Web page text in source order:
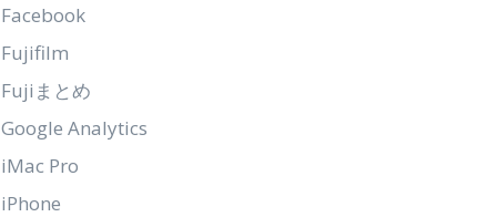
Facebook
Fujifilm
Fujiまとめ
Google Analytics
iMac Pro
iPhone